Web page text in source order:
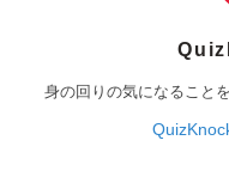
身の回りの気になること